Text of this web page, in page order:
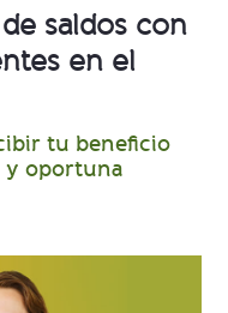
saldos con
en el
tu beneficio
y oportuna